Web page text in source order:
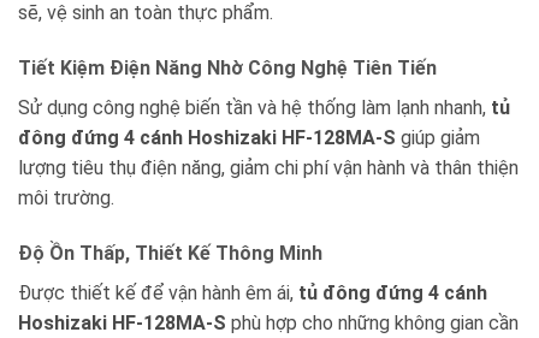
sẽ, vệ sinh an toàn thực phẩm.
Tiết Kiệm Điện Năng Nhờ Công Nghệ Tiên Tiến
Sử dụng công nghệ biến tần và hệ thống làm lạnh nhanh, tủ
đông đứng 4 cánh Hoshizaki HF-128MA-S giúp giảm
lượng tiêu thụ điện năng, giảm chi phí vận hành và thân thiện
môi trường.
Độ Ồn Thấp, Thiết Kế Thông Minh
Được thiết kế để vận hành êm ái, tủ đông đứng 4 cánh
Hoshizaki HF-128MA-S phù hợp cho những không gian cần